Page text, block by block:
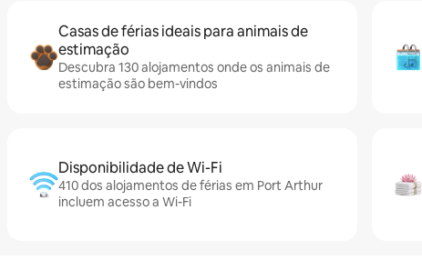
Casas de férias ideais para animais de
estimação
Descubra 130 alojamentos onde os animais de
estimação são bem-vindos
Disponibilidade de Wi-Fi
410 dos alojamentos de férias em Port Arthur
incluem acesso a Wi-Fi